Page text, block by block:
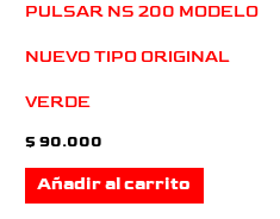
PULSAR NS 200 MODELO
NUEVO TIPO ORIGINAL
VERDE
$ 90.000
Añadir al carrito